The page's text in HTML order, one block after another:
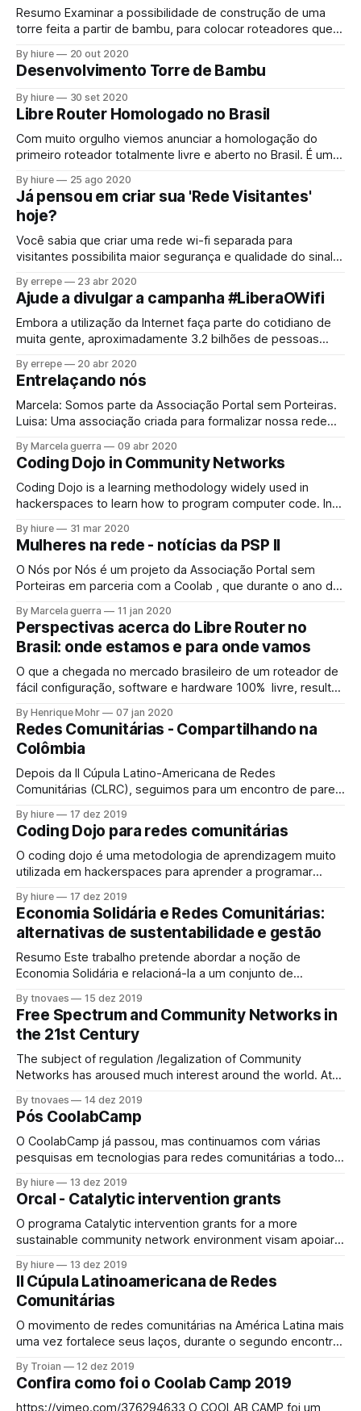
Resumo Examinar a possibilidade de construção de uma
torre feita a partir de bambu, para colocar roteadores que
empresas de telecom que fazem essas torres[^1] por isso
decidimos estudar a possibilidade para nosso contexto.
Introdução Normalmente quando estamos em uma
comunidade
By hiure 20 out 2020
Desenvolvimento Torre de Bambu
By hiure 30 set 2020
Libre Router Homologado no Brasil
Com muito orgulho viemos anunciar a homologação do
primeiro roteador totalmente livre e aberto no Brasil. É um
novas redes comunitárias, pois este vem com o
LibreRouterOS (ou LibreMesh) de fábrica. Além disso, o
hardware pode ser estudado e contém muitas
By hiure 25 ago 2020
Já pensou em criar sua 'Rede Visitantes'
hoje?
Você sabia que criar uma rede wi-fi separada para
visitantes possibilita maior segurança e qualidade do sinal
equipamentos ou contratar outra linha, ao criar uma rede
Wifi para visitantes, com uma nova senha ou mesmo sem
senha alguma, você
By errepe 23 abr 2020
Ajude a divulgar a campanha #LiberaOWifi
Embora a utilização da Internet faça parte do cotidiano de
muita gente, aproximadamente 3.2 bilhões de pessoas
de expressão constituem os principais pilares das
democracias e atualmente ambas dependem da
comunicação através da rede, a ONU declarou o acesso a
Internet
By errepe 20 abr 2020
Entrelaçando nós
Marcela: Somos parte da Associação Portal sem Porteiras.
Luisa: Uma associação criada para formalizar nossa rede
rede comunitária é composta de 12 nós e rádios
omnidirecionais e setoriais que se conectam em uma
mesh. Esses pontos foram programados para comunicar-
se entre
By Marcela guerra 09 abr 2020
Coding Dojo in Community Networks
Coding Dojo is a learning methodology widely used in
hackerspaces to learn how to program computer code. In
alternating the reflective position of the audience (which
predominantly occupies the listening position) with the
more active positions of pilot (who is doing) and
By hiure 31 mar 2020
Mulheres na rede - notícias da PSP II
O Nós por Nós é um projeto da Associação Portal sem
Porteiras em parceria com a Coolab , que durante o ano de
conjunto de iniciativas para estimular a participação de
mulheres nas redes comunitárias. O projeto , entre outras
atividades
By Marcela guerra 11 jan 2020
Perspectivas acerca do Libre Router no
Brasil: onde estamos e para onde vamos
O que a chegada no mercado brasileiro de um roteador de
fácil configuração, software e hardware 100% livre, resulta
instalações que a Coolab realiza, ensinamos as pessoas a
libertarem seus roteadores. Ensinamos a instalar o
LibreMesh, visto que este facilita várias etapas
By Henrique Mohr 07 jan 2020
Redes Comunitárias - Compartilhando na
Colômbia
Depois da II Cúpula Latino-Americana de Redes
Comunitárias (CLRC), seguimos para um encontro de pares
foram os integrantes da organização Colnodo, que contribui
na construção de diversas redes comunitárias pela
Colômbia. Compartilhamos da vivência e troca de
conhecimento entre os representantes das
By hiure 17 dez 2019
Coding Dojo para redes comunitárias
O coding dojo é uma metodologia de aprendizagem muito
utilizada em hackerspaces para aprender a programar
pessoas constroem juntas a solução, alternando a posição
reflexiva da plateia (que predominantemente ocupa a
posição da escuta) com as posições mais ativas de piloto
(quem está fazendo)
By hiure 17 dez 2019
Economia Solidária e Redes Comunitárias:
alternativas de sustentabilidade e gestão
Resumo Este trabalho pretende abordar a noção de
Economia Solidária e relacioná-la a um conjunto de
desenvolvidas pelas Redes Comunitárias no Brasil. Trata-se
de tentar definir o que seja Economia Solidária, a partir de
seu uso histórico, ao mesmo tempo em que
By tnovaes 15 dez 2019
Free Spectrum and Community Networks in
the 21st Century
The subject of regulation /legalization of Community
Networks has aroused much interest around the world. At
importance of Community Networks as a relevant actor for
broadening Internet access in rural and hard-to-reach (or
low economic interest) areas is advancing, in
By tnovaes 14 dez 2019
Pós CoolabCamp
O CoolabCamp já passou, mas continuamos com várias
pesquisas em tecnologias para redes comunitárias a todo
By hiure 13 dez 2019
Orcal - Catalytic intervention grants
O programa Catalytic intervention grants for a more
sustainable community network environment visam apoiar
criar um tal ambiente, o programa tem como objetivo
explorar formas de ultrapassar o isolamento das redes
comunitárias locais, melhorar o seu acesso ao espetro,
promover ativamente a
By hiure 13 dez 2019
II Cúpula Latinoamericana de Redes
Comunitárias
O movimento de redes comunitárias na América Latina mais
uma vez fortalece seus laços, durante o segundo encontro
ocorreu na Colômbia em setembro deste ano. O encontro
com o objetivo de estreitar relações, fortalecer laços e
buscar soluções comuns entre integrantes de
By Troian 12 dez 2019
Confira como foi o Coolab Camp 2019
https://vimeo.com/376294633 O COOLAB CAMP foi um